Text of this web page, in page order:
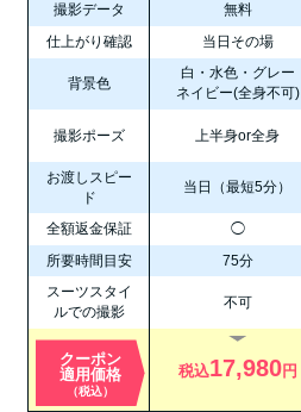
撮影データ
無料
仕上がり確認
当日その場
背景色
白・水色・グレー
ネイビー(全身不可)
撮影ポーズ 上半身or全身
お渡しスピー
ド
当日（最短5分）
全額返金保証 ◯
所要時間目安
75分
スーツスタイ
ルでの撮影
不可
クーポン
適用価格
（税込）
税込17,980円